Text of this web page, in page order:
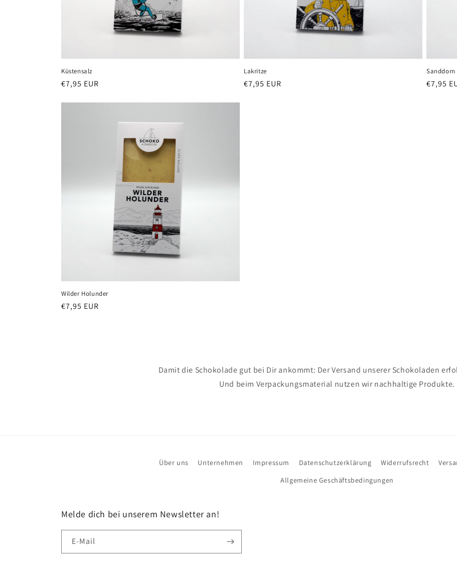
Küstensalz
Normaler
€7,95 EUR
Lakritze
Normaler
€7,95 EUR €7,95
Wilder Holunder
Normaler
€7,95 EUR
Damit die Schokolade gut bei Dir ankommt: Der Versand unserer Schokoladen
Und beim Verpackungsmaterial nutzen wir nachhaltige Produkte.
Über uns Unternehmen Impressum Datenschutzerklärung Widerrufsrecht
Allgemeine Geschäftsbedingungen
Melde dich bei unserem Newsletter an!
E-Mail